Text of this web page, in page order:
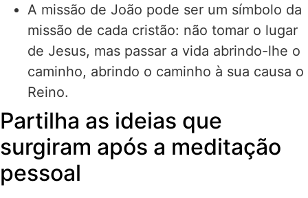
A missão de João pode ser um símbolo da
missão de cada cristão: não tomar o lugar
de Jesus, mas passar a vida abrindo-lhe o
caminho, abrindo o caminho à sua causa o
Reino.
Partilha as ideias que
surgiram após a meditação
pessoal